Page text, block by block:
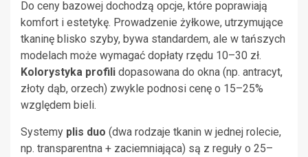
Do ceny bazowej dochodzą opcje, które poprawiają
komfort i estetykę. Prowadzenie żyłkowe, utrzymujące
tkaninę blisko szyby, bywa standardem, ale w tańszych
modelach może wymagać dopłaty rzędu 10–30 zł.
Kolorystyka profili dopasowana do okna (np. antracyt,
złoty dąb, orzech) zwykle podnosi cenę o 15–25%
względem bieli.
Systemy plis duo (dwa rodzaje tkanin w jednej rolecie,
np. transparentna + zaciemniająca) są z reguły o 25–